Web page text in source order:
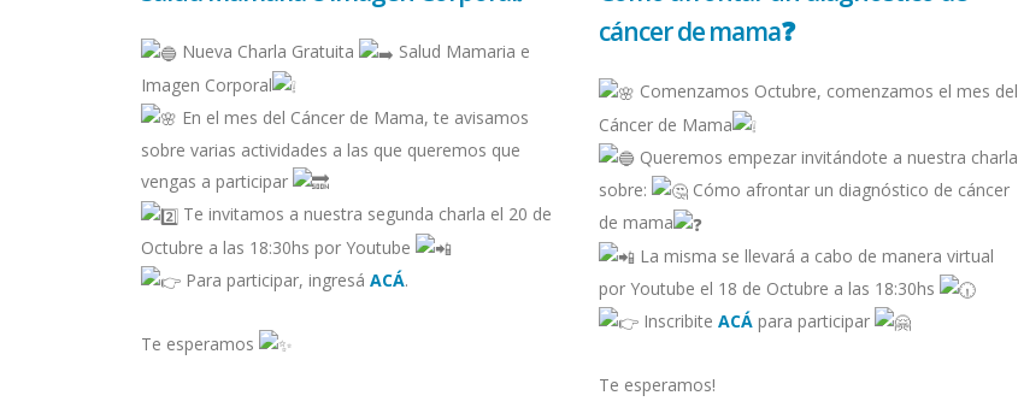
Nueva Charla Gratuita
Salud Mamaria e
Imagen Corporal
En el mes del Cáncer de Mama, te avisamos
sobre varias actividades a las que queremos que
vengas a participar
Te invitamos a nuestra segunda charla el 20 de
Octubre a las 18:30hs por Youtube
Para participar, ingresá ACÁ.
Te esperamos
cáncer de mama❓
Comenzamos Octubre, comenzamos el mes del
Cáncer de Mama
Queremos empezar invitándote a nuestra charla
sobre:
Cómo afrontar un diagnóstico de cáncer
de mama
La misma se llevará a cabo de manera virtual
por Youtube el 18 de Octubre a las 18:30hs
Inscribite ACÁ para participar
Te esperamos!